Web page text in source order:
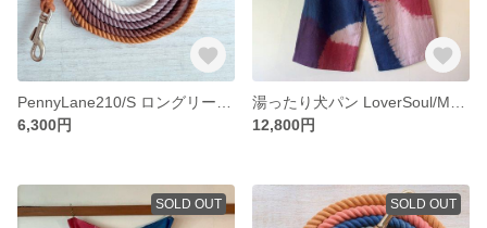
6,300円
12,800円
SOLD OUT SOLD OUT